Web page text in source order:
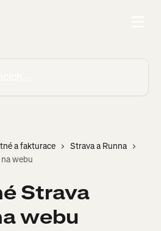
a fakturace
Strava a Runna
webu
Strava
webu